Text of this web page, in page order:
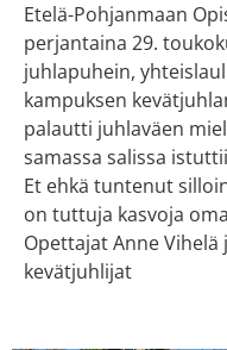
Etelä-Pohjanmaan
perjantaina 29.
juhlapuhein,
kampuksen
palautti juhlaväen
samassa salissa
Et ehkä tuntenut
on tuttuja kasvoja
Opettajat Anne Vihelä
kevätjuhlijat